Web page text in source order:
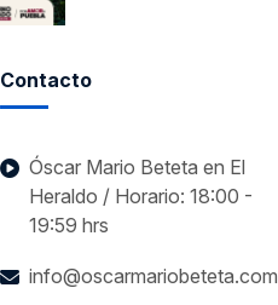
Contacto
Óscar Mario Beteta en El
Heraldo / Horario: 18:00 -
19:59 hrs
info@oscarmariobeteta.com